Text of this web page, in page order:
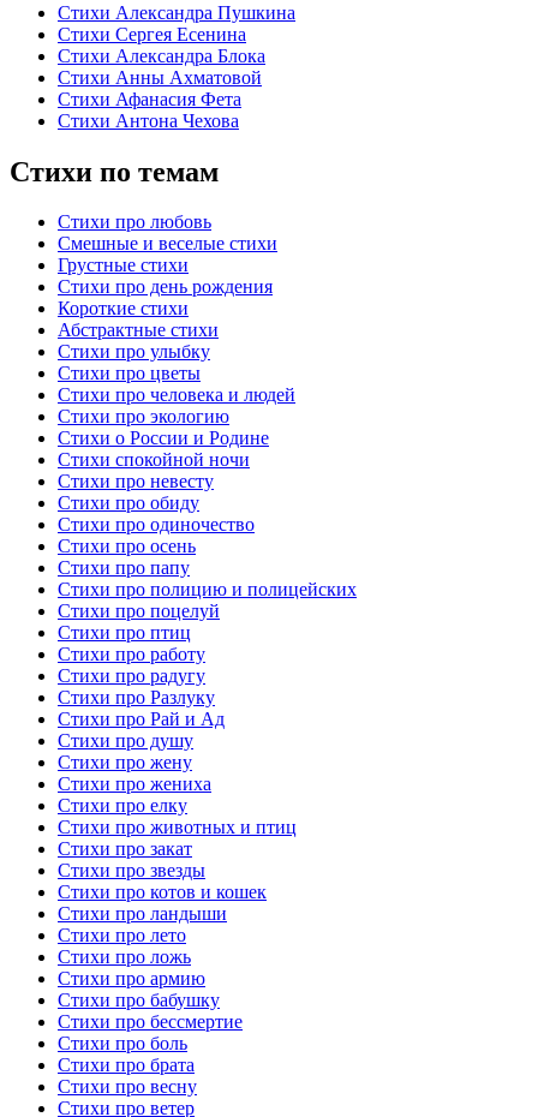
Стихи Александра Пушкина
Стихи Сергея Есенина
Стихи Александра Блока
Стихи Анны Ахматовой
Стихи Афанасия Фета
Стихи Антона Чехова
Стихи по темам
Стихи про любовь
Смешные и веселые стихи
Грустные стихи
Стихи про день рождения
Короткие стихи
Абстрактные стихи
Стихи про улыбку
Стихи про цветы
Стихи про человека и людей
Стихи про экологию
Стихи о России и Родине
Стихи спокойной ночи
Стихи про невесту
Стихи про обиду
Стихи про одиночество
Стихи про осень
Стихи про папу
Стихи про полицию и полицейских
Стихи про поцелуй
Стихи про птиц
Стихи про работу
Стихи про радугу
Стихи про Разлуку
Стихи про Рай и Ад
Стихи про душу
Стихи про жену
Стихи про жениха
Стихи про елку
Стихи про животных и птиц
Стихи про закат
Стихи про звезды
Стихи про котов и кошек
Стихи про ландыши
Стихи про лето
Стихи про ложь
Стихи про армию
Стихи про бабушку
Стихи про бессмертие
Стихи про боль
Стихи про брата
Стихи про весну
Стихи про ветер